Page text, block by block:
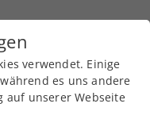
verwendet. Einige
es uns andere
auf unserer Webseite